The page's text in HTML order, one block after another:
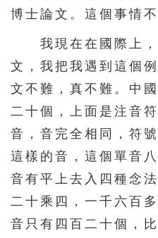
博士論文。這個事情不
我現在在國際上，
文，我把我遇到這個
文不難，真不難。中
二十個，上面是注音
音，音完全相同，符
這樣的音，這個單音
音有平上去入四種念
二十乘四，一千六百
音只有四百二十個，